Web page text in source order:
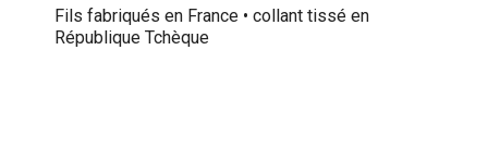
Fils fabriqués en France • collant tissé en
République Tchèque